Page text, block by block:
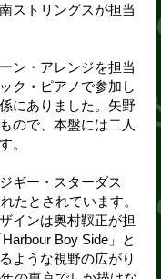
ストリングスが担当
ン・アレンジを担当
ク・ピアノで参加し
にありました。矢野
ので、本盤には二人
。
ギー・スターダス
たとされています。
インは奥村靫正が担
Boy Side」と
ような視野の広がり